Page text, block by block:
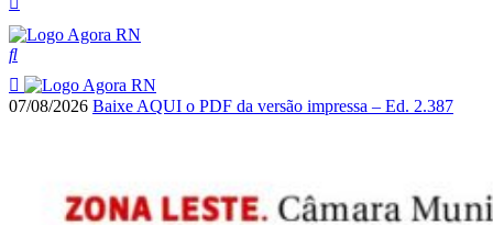
07/08/2026 Baixe AQUI o PDF da versão impressa – Ed. 2.387